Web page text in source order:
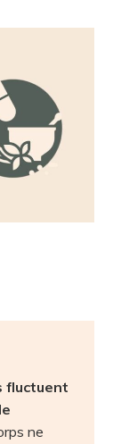
fluctuent
ne